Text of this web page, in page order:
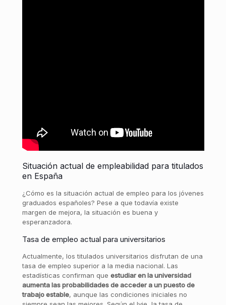
Situación actual de empleabilidad para titulados
en España
¿Cómo es la situación actual de empleo para los jóvenes
graduados españoles? Pese a que todavía existe
margen de mejora, la situación es buena y
esperanzadora.
Tasa de empleo actual para universitarios
Actualmente, los titulados universitarios disfrutan de una
tasa de empleo superior a la media nacional. Las
estadísticas confirman que estudiar en la universidad
aumenta las probabilidades de acceder a un puesto de
trabajo estable, aunque las condiciones iniciales no